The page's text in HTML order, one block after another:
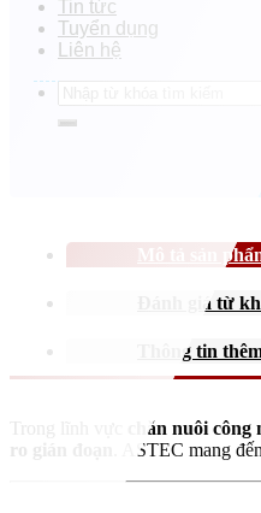
Tin tức
Tuyển dụng
Liên hệ
Mô tả sản
Đánh giá từ
Thông tin
Trong lĩnh vực chăn nuôi công
ro gián đoạn
. ASTEC mang đến